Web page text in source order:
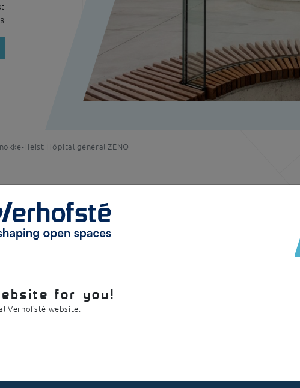
Heist Hôpital général ZENO
s’intègre parfaitement dans l’architecture existante. Le verre
en acier inoxydable. Autour des panneaux brise-vent en verre, il y a des
for you!
Verhofsté website.